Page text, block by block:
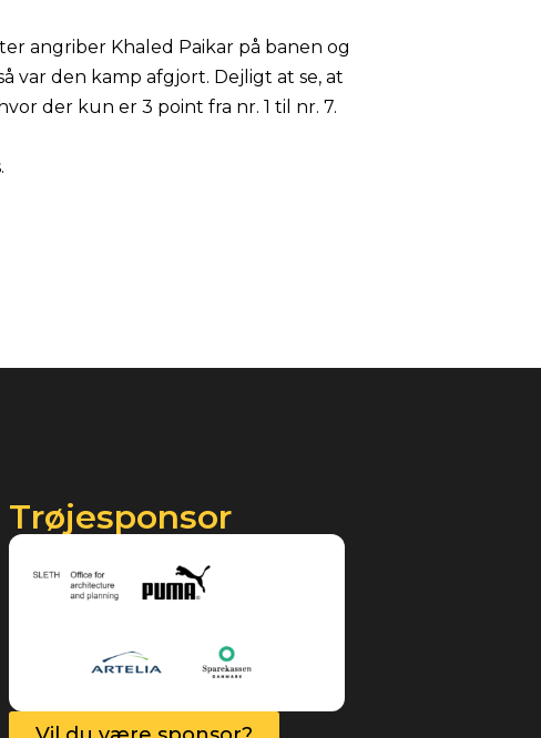
angriber Khaled Paikar på banen og
var den kamp afgjort. Dejligt at se, at
der kun er 3 point fra nr. 1 til nr. 7.
Trøjesponsor